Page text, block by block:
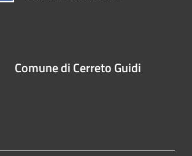
Comune di Cerreto Guidi